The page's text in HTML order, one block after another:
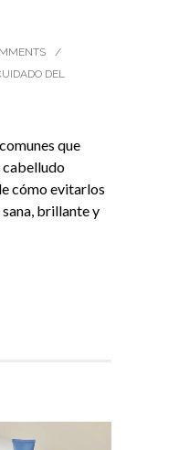
/
DEL
que
cabelludo
cómo evitarlos
brillante y